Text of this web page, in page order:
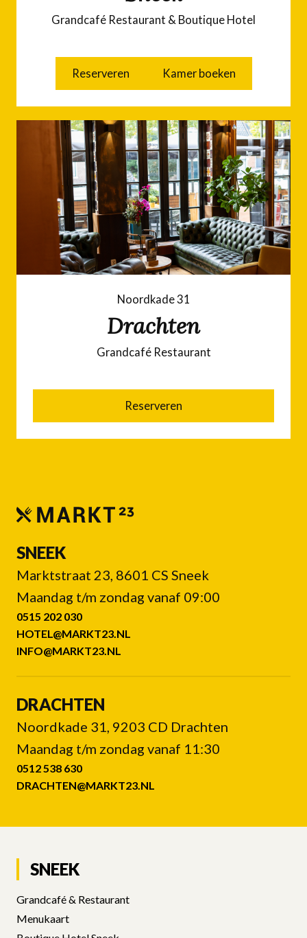
Grandcafé Restaurant & Boutique Hotel
Reserveren Kamer boeken
Noordkade 31
Drachten
Grandcafé Restaurant
Reserveren
SNEEK
Marktstraat 23, 8601 CS Sneek
Maandag t/m zondag vanaf 09:00
0515 202 030
HOTEL@MARKT23.NL
INFO@MARKT23.NL
DRACHTEN
Noordkade 31, 9203 CD Drachten
Maandag t/m zondag vanaf 11:30
0512 538 630
DRACHTEN@MARKT23.NL
SNEEK